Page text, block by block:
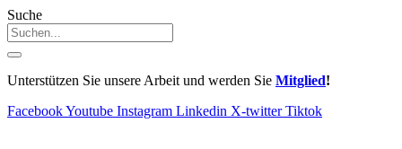
Suche
Unterstützen Sie unsere Arbeit und werden Sie Mitglied!
FacebookYoutube Instagram Linkedin X-twitter Tiktok